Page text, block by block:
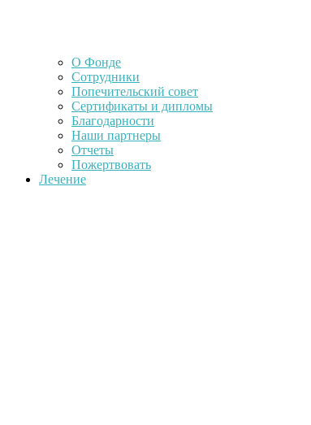
О Фонде
Сотрудники
Попечительский совет
Сертификаты и дипломы
Благодарности
Наши партнеры
Отчеты
Пожертвовать
Лечение